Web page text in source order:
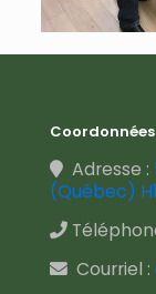
Coordonnées
Adresse :
(Québec)
Courriel :